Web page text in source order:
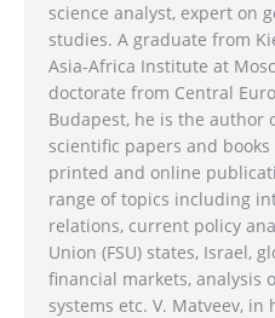
science analyst, expert on
studies. A graduate from
Asia-Africa Institute at
doctorate from Central
Budapest, he is the author
scientific papers and
printed and online
range of topics including
relations, current policy
Union (FSU) states, Israel,
financial markets, analysis
systems etc. V. Matveev, in